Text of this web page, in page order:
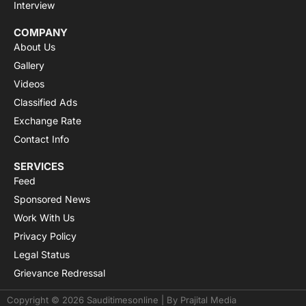
Interview
COMPANY
About Us
Gallery
Videos
Classified Ads
Exchange Rate
Contact Info
SERVICES
Feed
Sponsored News
Work With Us
Privacy Policy
Legal Status
Grievance Redressal
Copyright © 2026 Sauditimesonline | By Prajital Media